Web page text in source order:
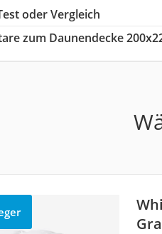
oder Vergleich
zum Daunendecke